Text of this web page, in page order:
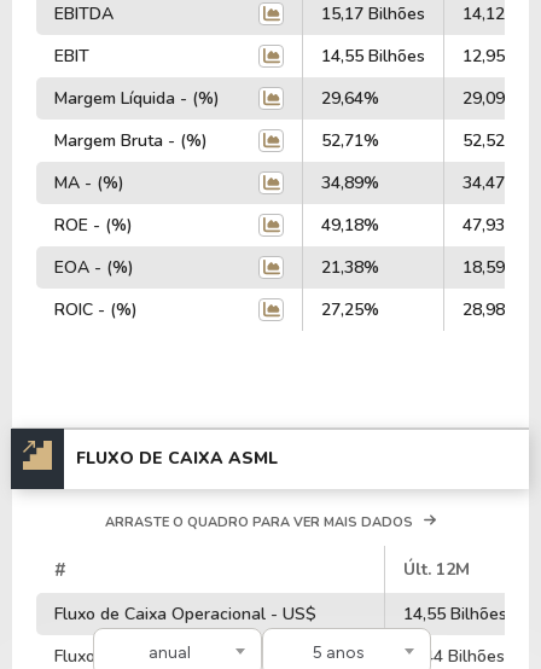
EBITDA
15,17 Bilhões
14,12
EBIT
14,55 Bilhões
12,95
Margem Líquida - (%)
29,64%
29,09%
Margem Bruta - (%)
52,71%
52,52%
MA - (%)
34,89%
34,47%
ROE - (%)
49,18%
47,93%
EOA - (%)
21,38%
18,59%
ROIC - (%)
27,25% 28,98%
FLUXO DE CAIXA ASML
anual 5 anos
ARRASTE O QUADRO PARA VER MAIS DADOS
#
Últ. 12M
Fluxo de Caixa Operacional - US$
14,55 Bilhões
Fluxo de Caixa de Investimentos - US$
-3,44 Bilhões